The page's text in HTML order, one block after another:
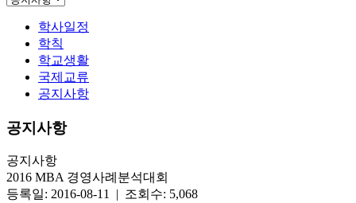
학사일정
학칙
학교생활
국제교류
공지사항
공지사항
공지사항
2016 MBA 경영사례분석대회
등록일: 2016-08-11 | 조회수: 5,068